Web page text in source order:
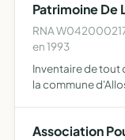
Patrimoine De
RNA
en 1993
Inventaire de tout
la commune
Association